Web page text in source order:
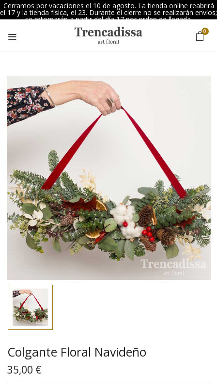
Cerramos por vacaciones el 10 de agosto. La tienda online reabrirá
el 17 y la tienda física, el 23. Durante el cierre no se realizarán envíos;
se retomarán a partir del día 17 por orden de llegada.
0
Colgante Floral Navideño
35,00 €